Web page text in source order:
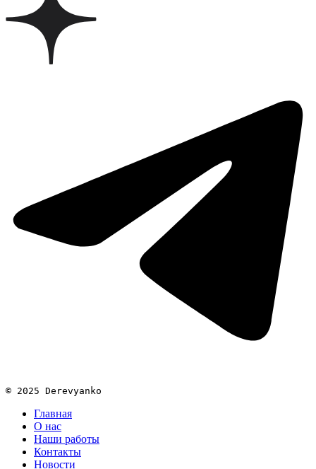
© 2025 Derevyanko
Главная
О нас
Наши работы
Контакты
Новости